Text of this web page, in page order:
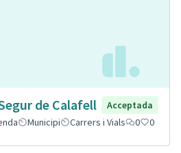
de Calafell
Acceptada
Municipi Carrers i Vials 0 0